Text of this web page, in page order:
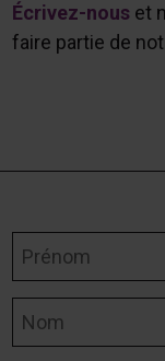
Écrivez-nouset
faire partie de